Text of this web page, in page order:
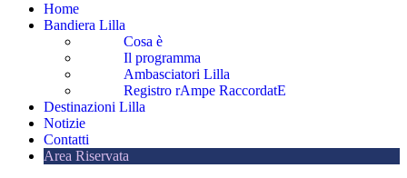
Home
Bandiera Lilla
Cosa è
Il programma
Ambasciatori Lilla
Registro rAmpe RaccordatE
Destinazioni Lilla
Notizie
Contatti
Area Riservata